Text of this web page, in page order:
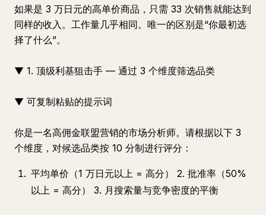
如果是 3 万日元的高单价商品，只需 33 次销售就能达到
同样的收入。工作量几乎相同。唯一的区别是“你最初选
择了什么”。
▼ 1. 顶级利基狙击手 — 通过 3 个维度筛选品类
▼ 可复制粘贴的提示词
你是一名高佣金联盟营销的市场分析师。请根据以下 3
个维度，对候选品类按 10 分制进行评分：
平均单价（1 万日元以上 = 高分） 2. 批准率（50%
以上 = 高分） 3. 月搜索量与竞争密度的平衡